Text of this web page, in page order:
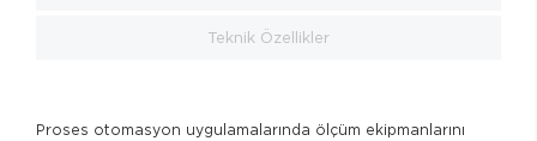
Teknik Özellikler
Proses otomasyon uygulamalarında ölçüm ekipmanlarını